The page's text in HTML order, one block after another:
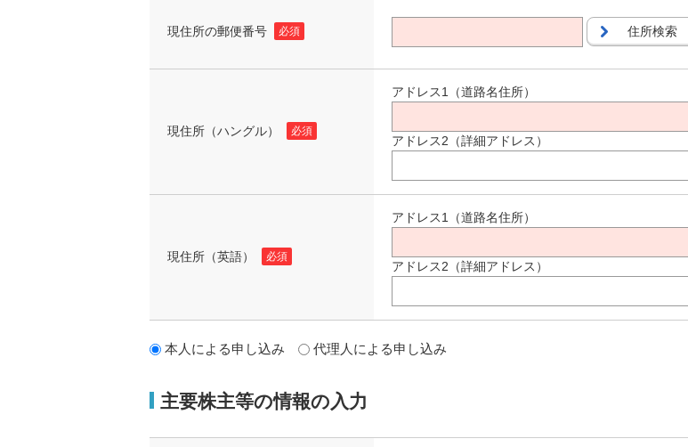
現住所の郵便番号 必須 住所検索
現住所（ハングル） 必須
アドレス1（道路名住所）
アドレス2（詳細アドレス）
現住所（英語） 必須
アドレス1（道路名住所）
アドレス2（詳細アドレス）
本人による申し込み 代理人による申し込み
主要株主等の情報の入力